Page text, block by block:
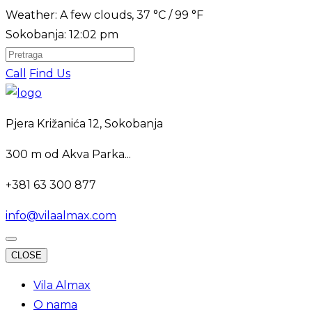
Weather: A few clouds, 37 °C / 99 °F
Sokobanja: 12:02 pm
Call Find Us
Pjera Križanića 12, Sokobanja
300 m od Akva Parka...
+381 63 300 877
info@vilaalmax.com
CLOSE
Vila Almax
O nama